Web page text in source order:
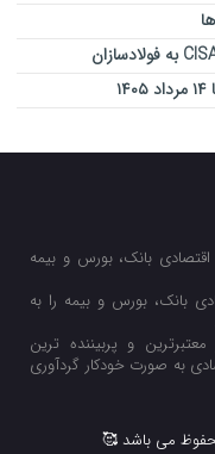
اقتصادی بانک، بورس و بیمه
بانک، بورس و بیمه را به
و پربیننده ترین
به صورت خودکار گردآوری
می باشد 🥰